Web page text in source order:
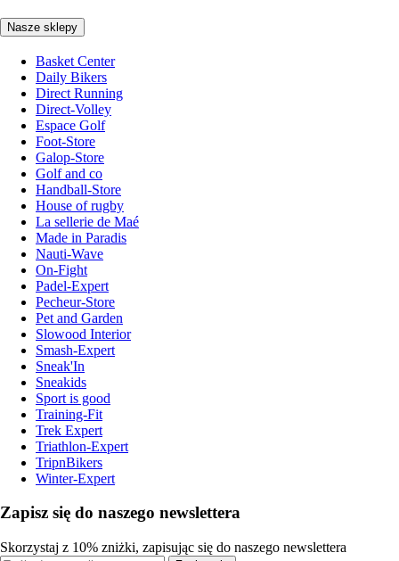
Nasze sklepy
Basket Center
Daily Bikers
Direct Running
Direct-Volley
Espace Golf
Foot-Store
Galop-Store
Golf and co
Handball-Store
House of rugby
La sellerie de Maé
Made in Paradis
Nauti-Wave
On-Fight
Padel-Expert
Pecheur-Store
Pet and Garden
Slowood Interior
Smash-Expert
Sneak'In
Sneakids
Sport is good
Training-Fit
Trek Expert
Triathlon-Expert
TripnBikers
Winter-Expert
Zapisz się do naszego newslettera
Skorzystaj z 10% zniżki, zapisując się do naszego newslettera